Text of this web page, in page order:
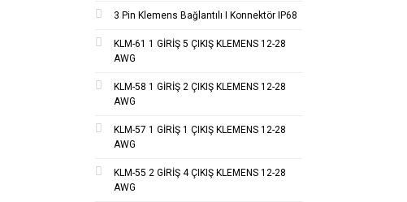
3 Pin Klemens Bağlantılı I Konnektör IP68
KLM-61 1 GİRİŞ 5 ÇIKIŞ KLEMENS 12-28
AWG
KLM-58 1 GİRİŞ 2 ÇIKIŞ KLEMENS 12-28
AWG
KLM-57 1 GİRİŞ 1 ÇIKIŞ KLEMENS 12-28
AWG
KLM-55 2 GİRİŞ 4 ÇIKIŞ KLEMENS 12-28
AWG